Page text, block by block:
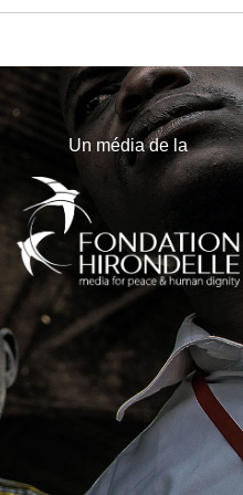
Un média de la